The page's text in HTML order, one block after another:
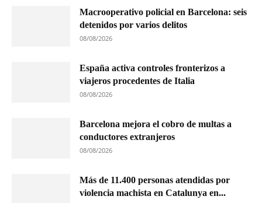
Macrooperativo policial en Barcelona: seis
detenidos por varios delitos
08/08/2026
España activa controles fronterizos a
viajeros procedentes de Italia
08/08/2026
Barcelona mejora el cobro de multas a
conductores extranjeros
08/08/2026
Más de 11.400 personas atendidas por
violencia machista en Catalunya en...